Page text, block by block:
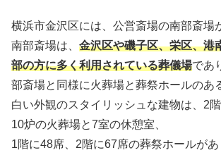
横浜市金沢区には、公営斎場の南部斎場
南部斎場は、 金沢区や磯子区、栄区、港
部の方に多く利用されている葬儀場であ
部斎場と同様に火葬場と葬祭ホールのあ
白い外観のスタイリッシュな建物は、2階
10炉の火葬場と7室の休憩室、
1階に48席、2階に67席の葬祭ホールがあ